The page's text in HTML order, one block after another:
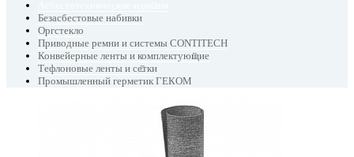
Безасбестовые набивки
Оргстекло
Приводные ремни и системы CONTITECH
Конвейерные ленты и комплектующие
Тефлоновые ленты и сетки
Промышленный герметик ГЕКОМ